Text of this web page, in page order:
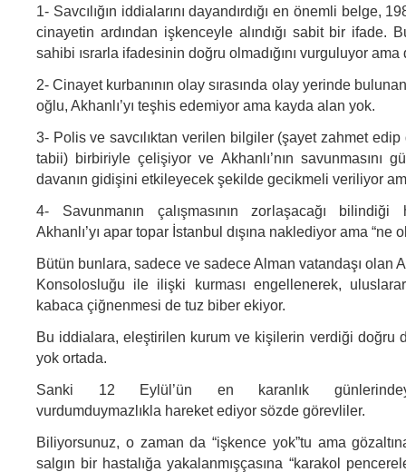
1- Savcılığın iddialarını dayandırdığı en önemli belge,
cinayetin ardından işkenceyle alındığı sabit bir ifade.
sahibi ısrarla ifadesinin doğru olmadığını vurguluyor
2- Cinayet kurbanının olay sırasında olay yerinde
oğlu, Akhanlı’yı teşhis edemiyor ama kayda alan yok.
3- Polis ve savcılıktan verilen bilgiler (şayet zahmet
tabii) birbiriyle çelişiyor ve Akhanlı’nın savunmasını
davanın gidişini etkileyecek şekilde gecikmeli veriliyor
4- Savunmanın çalışmasının zorlaşacağı bilindiği
Akhanlı’yı apar topar İstanbul dışına naklediyor ama “ne
Bütün bunlara, sadece ve sadece Alman vatandaşı olan
Konsolosluğu ile ilişki kurması engellenerek,
kabaca çiğnenmesi de tuz biber ekiyor.
Bu iddialara, eleştirilen kurum ve kişilerin verdiği doğru
yok ortada.
Sanki 12 Eylül’ün en karanlık
vurdumduymazlıkla hareket ediyor sözde görevliler.
Biliyorsunuz, o zaman da “işkence yok”tu ama
salgın bir hastalığa yakalanmışçasına “karakol